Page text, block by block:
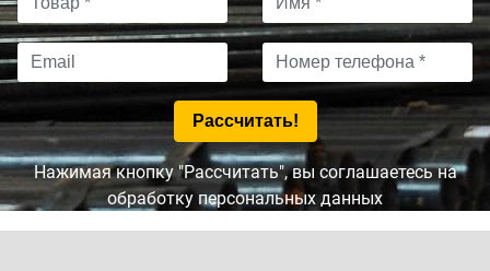
Нажимая кнопку "Рассчитать", вы соглашаетесь на
обработку персональных данных